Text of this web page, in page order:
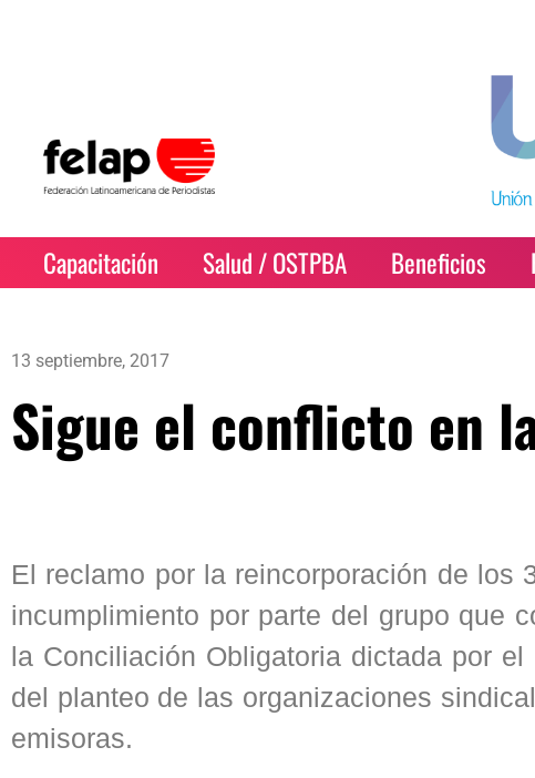
Capacitación Salud / OSTPBA Beneficios
13 septiembre, 2017
Sigue el conflicto en
El reclamo por la reincorporación de los
incumplimiento por parte del grupo que
la Conciliación Obligatoria dictada por
del planteo de las organizaciones
emisoras.